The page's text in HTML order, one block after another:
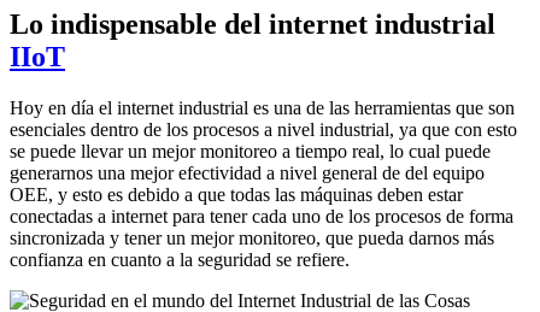
Lo indispensable del internet industrial
IIoT
Hoy en día el internet industrial es una de las herramientas que son
esenciales dentro de los procesos a nivel industrial, ya que con esto
se puede llevar un mejor monitoreo a tiempo real, lo cual puede
generarnos una mejor efectividad a nivel general de del equipo
OEE, y esto es debido a que todas las máquinas deben estar
conectadas a internet para tener cada uno de los procesos de forma
sincronizada y tener un mejor monitoreo, que pueda darnos más
confianza en cuanto a la seguridad se refiere.